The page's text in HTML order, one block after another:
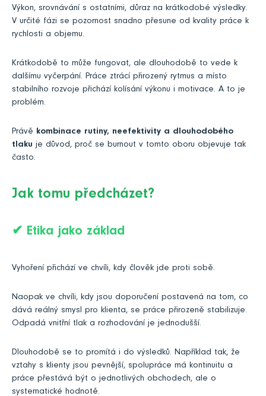
Výkon, srovnávání s ostatními, důraz na krátkodobé výsledky.
V určité fázi se pozornost snadno přesune od kvality práce k
rychlosti a objemu.
Krátkodobě to může fungovat, ale dlouhodobě to vede k
dalšímu vyčerpání. Práce ztrácí přirozený rytmus a místo
stabilního rozvoje přichází kolísání výkonu i motivace. A to je
problém.
Právě kombinace rutiny, neefektivity a dlouhodobého
tlaku je důvod, proč se burnout v tomto oboru objevuje tak
často.
Jak tomu předcházet?
✔ Etika jako základ
Vyhoření přichází ve chvíli, kdy člověk jde proti sobě.
Naopak ve chvíli, kdy jsou doporučení postavená na tom, co
dává reálný smysl pro klienta, se práce přirozeně stabilizuje.
Odpadá vnitřní tlak a rozhodování je jednodušší.
Dlouhodobě se to promítá i do výsledků. Například tak, že
vztahy s klienty jsou pevnější, spolupráce má kontinuitu a
práce přestává být o jednotlivých obchodech, ale o
systematické hodnotě.